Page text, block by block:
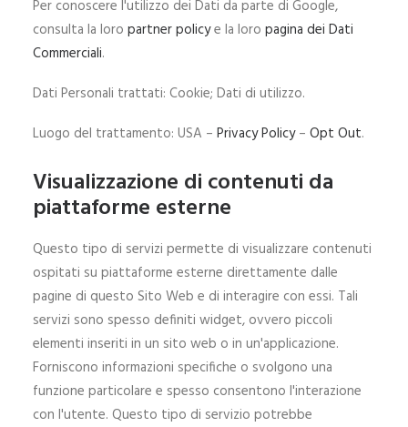
Per conoscere l'utilizzo dei Dati da parte di Google,
consulta la loro partner policye la loro pagina dei Dati
Commerciali.
Dati Personali trattati: Cookie; Dati di utilizzo.
Luogo del trattamento: USA – Privacy Policy– Opt Out.
Visualizzazione di contenuti da
piattaforme esterne
Questo tipo di servizi permette di visualizzare contenuti
ospitati su piattaforme esterne direttamente dalle
pagine di questo Sito Web e di interagire con essi. Tali
servizi sono spesso definiti widget, ovvero piccoli
elementi inseriti in un sito web o in un'applicazione.
Forniscono informazioni specifiche o svolgono una
funzione particolare e spesso consentono l'interazione
con l'utente. Questo tipo di servizio potrebbe